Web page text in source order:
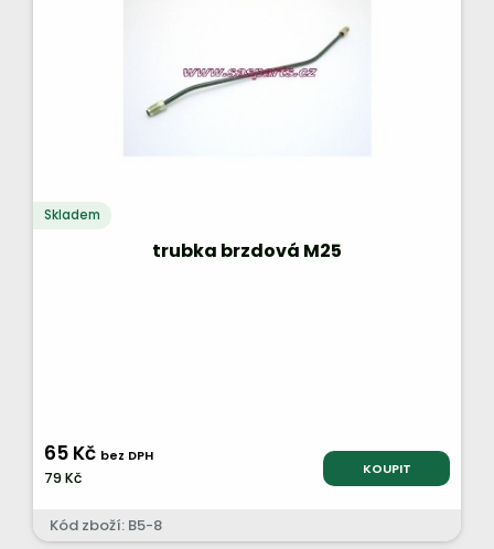
Skladem
trubka brzdová M25
65 Kč bez DPH
79 Kč KOUPIT
Kód zboží: B5-8